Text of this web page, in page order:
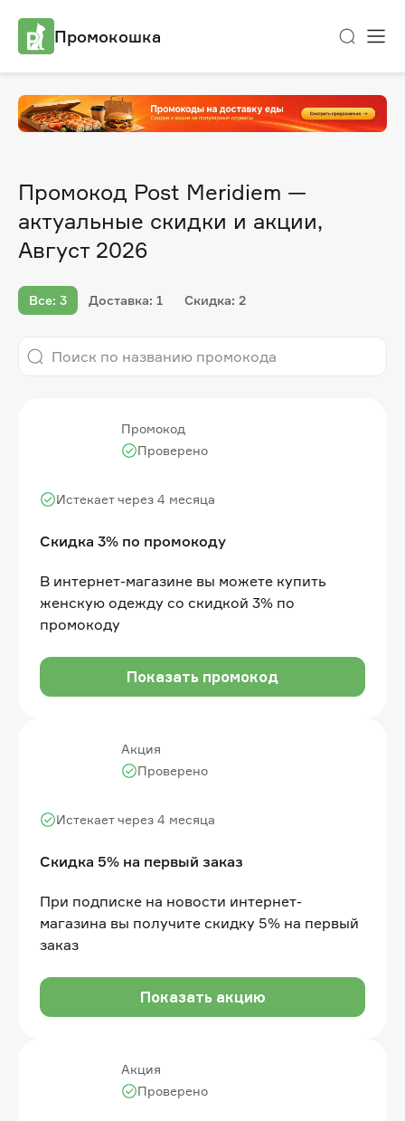
Промокошка
Промокод Post Meridiem —
актуальные скидки и акции,
Август 2026
Все: 3 Доставка: 1 Скидка: 2
Промокод
Скидка 3% по промокоду
Истекает через 4 месяца
Проверено
В интернет-магазине вы можете купить
женскую одежду со скидкой 3% по
промокоду
Показать промокод
Акция
Скидка 5% на первый заказ
Истекает через 4 месяца
Проверено
При подписке на новости интернет-
магазина вы получите скидку 5% на первый
заказ
Показать акцию
Акция
Проверено